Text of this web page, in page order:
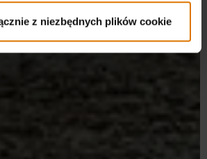
z niezbędnych plików cookie